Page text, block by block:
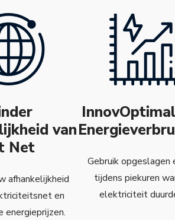
van
Net
afhankelijkheid
en
energieprijzen.
Gebruik opgeslagen
tijdens piekuren
elektriciteit